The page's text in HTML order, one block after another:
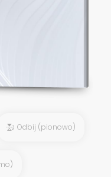
Odbij (pionowo)